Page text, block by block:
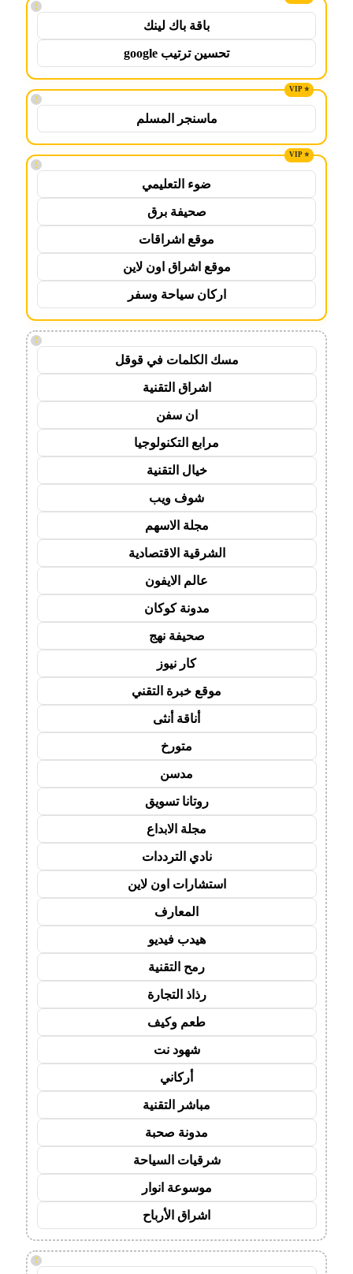
!
باقة باك لينك
تحسين ترتيب google
!
ماسنجر المسلم
!
ضوء التعليمي
صحيفة برق
موقع اشراقات
موقع اشراق اون لاين
اركان سياحة وسفر
!
مسك الكلمات في قوقل
اشراق التقنية
ان سفن
مرابع التكنولوجيا
خيال التقنية
شوف ويب
مجلة الاسهم
الشرقية الاقتصادية
عالم الايفون
مدونة كوكان
صحيفة نهج
كار نيوز
موقع خبرة التقني
أناقة أنثى
متورخ
مدسن
روتانا تسويق
مجلة الابداع
نادي الترددات
استشارات اون لاين
المعارف
هيدب فيديو
رمح التقنية
رذاذ التجارة
طعم وكيف
شهود نت
أركاني
مباشر التقنية
مدونة صحبة
شرقيات السياحة
موسوعة انوار
اشراق الأرباح
!